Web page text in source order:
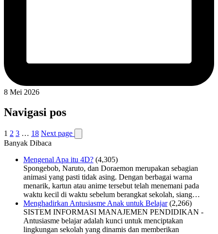
8 Mei 2026
Navigasi pos
1 2 3 … 18 Next page
Banyak Dibaca
Mengenal Apa itu 4D? (4,305)
Spongebob, Naruto, dan Doraemon merupakan sebagian
animasi yang pasti tidak asing. Dengan berbagai warna
menarik, kartun atau anime tersebut telah menemani pada
waktu kecil di waktu sebelum berangkat sekolah, siang…
Menghadirkan Antusiasme Anak untuk Belajar (2,266)
SISTEM INFORMASI MANAJEMEN PENDIDIKAN -
Antusiasme belajar adalah kunci untuk menciptakan
lingkungan sekolah yang dinamis dan memberikan